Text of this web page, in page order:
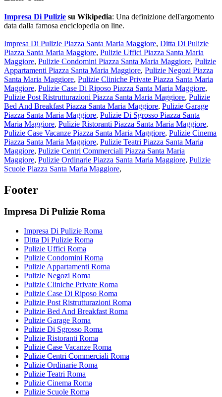
Impresa Di Pulizie su Wikipedia: Una definizione dell'argomento
data dalla famosa enciclopedia on line.
Impresa Di Pulizie Piazza Santa Maria Maggiore, Ditta Di Pulizie
Piazza Santa Maria Maggiore, Pulizie Uffici Piazza Santa Maria
Maggiore, Pulizie Condomini Piazza Santa Maria Maggiore, Pulizie
Appartamenti Piazza Santa Maria Maggiore, Pulizie Negozi Piazza
Santa Maria Maggiore, Pulizie Cliniche Private Piazza Santa Maria
Maggiore, Pulizie Case Di Riposo Piazza Santa Maria Maggiore,
Pulizie Post Ristrutturazioni Piazza Santa Maria Maggiore, Pulizie
Bed And Breakfast Piazza Santa Maria Maggiore, Pulizie Garage
Piazza Santa Maria Maggiore, Pulizie Di Sgrosso Piazza Santa
Maria Maggiore, Pulizie Ristoranti Piazza Santa Maria Maggiore,
Pulizie Case Vacanze Piazza Santa Maria Maggiore, Pulizie Cinema
Piazza Santa Maria Maggiore, Pulizie Teatri Piazza Santa Maria
Maggiore, Pulizie Centri Commerciali Piazza Santa Maria
Maggiore, Pulizie Ordinarie Piazza Santa Maria Maggiore, Pulizie
Scuole Piazza Santa Maria Maggiore,
Footer
Impresa Di Pulizie Roma
Impresa Di Pulizie Roma
Ditta Di Pulizie Roma
Pulizie Uffici Roma
Pulizie Condomini Roma
Pulizie Appartamenti Roma
Pulizie Negozi Roma
Pulizie Cliniche Private Roma
Pulizie Case Di Riposo Roma
Pulizie Post Ristrutturazioni Roma
Pulizie Bed And Breakfast Roma
Pulizie Garage Roma
Pulizie Di Sgrosso Roma
Pulizie Ristoranti Roma
Pulizie Case Vacanze Roma
Pulizie Centri Commerciali Roma
Pulizie Ordinarie Roma
Pulizie Teatri Roma
Pulizie Cinema Roma
Pulizie Scuole Roma